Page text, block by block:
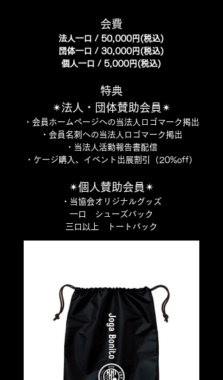
​会費
法人​一口 / 50,000円(税込)
団体​一口 / 30,000円(税込)
個人一口 / 5,000円(税込)
特典
✴︎法人・団体賛助会員✴︎
・会員ホームページへの当法人ロゴマーク掲出
・会員名刺への当法人ロゴマーク掲出
・当法人活動報告書配信
・ケージ購入、イベント出展割引​（20%off）
✴︎個人賛助会員✴︎
・当協会オリジナルグッズ
一口 シューズバック
三口以上 トートバック